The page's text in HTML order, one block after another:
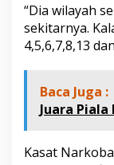
“Dia wilayah
sekitarnya.
4,5,6,7,8,13
Baca Juga :
Juara Piala
Kasat